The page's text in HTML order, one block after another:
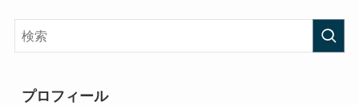
プロフィール